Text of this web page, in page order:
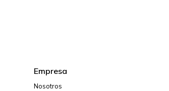
Empresa
Nosotros